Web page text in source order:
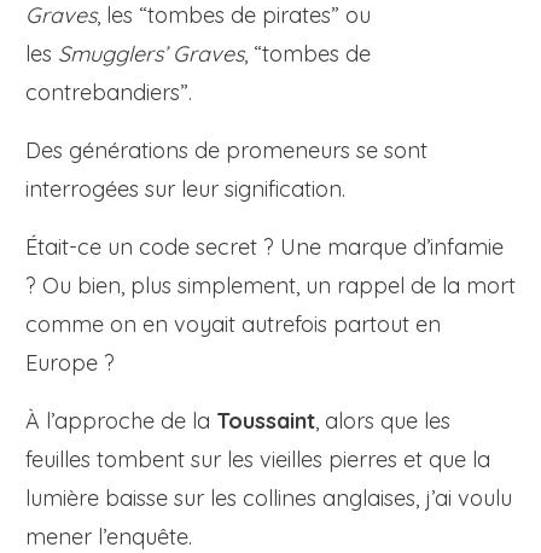
Graves, les “tombes de pirates” ou
les Smugglers’ Graves, “tombes de
contrebandiers”.
Des générations de promeneurs se sont
interrogées sur leur signification.
Était-ce un code secret ? Une marque d’infamie
? Ou bien, plus simplement, un rappel de la mort
comme on en voyait autrefois partout en
Europe ?
À l’approche de la Toussaint, alors que les
feuilles tombent sur les vieilles pierres et que la
lumière baisse sur les collines anglaises, j’ai voulu
mener l’enquête.